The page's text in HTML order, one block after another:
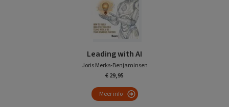
Leading with AI
Joris Merks-Benjaminsen
€ 29,95
Meer info